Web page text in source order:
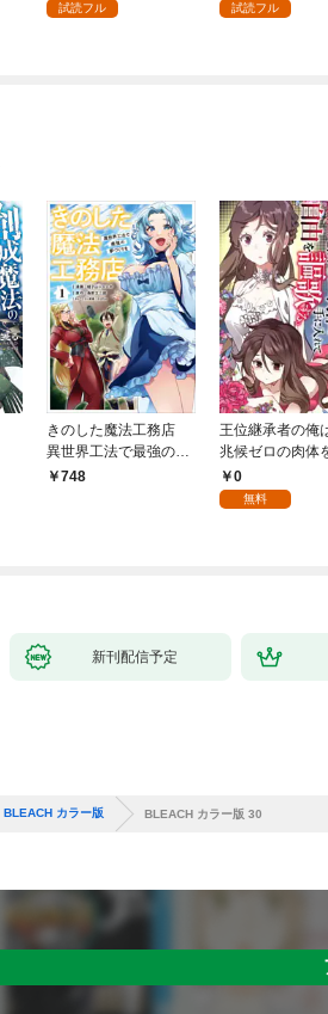
試読フル 試読フル
きのした魔法工務店
異世界工法で最強の家
づくりを（コミック）
748
王位継承者の俺
兆候ゼロの肉体
入れて自由を謳
る。1
0
無料
新刊配信予定
BLEACH カラー版 BLEACH カラー版 30